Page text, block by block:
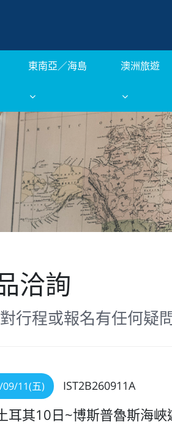
東南亞／海島 澳洲旅遊
洽詢
行程或報名有任何疑
11(五) IST2B260911A
耳其10日~博斯普魯斯海